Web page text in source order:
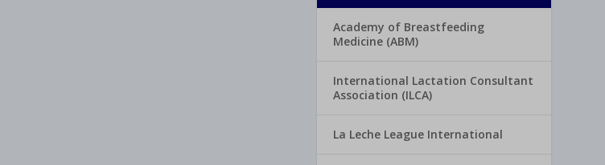
Academy of Breastfeeding
Medicine (ABM)
International Lactation Consultant
Association (ILCA)
La Leche League International